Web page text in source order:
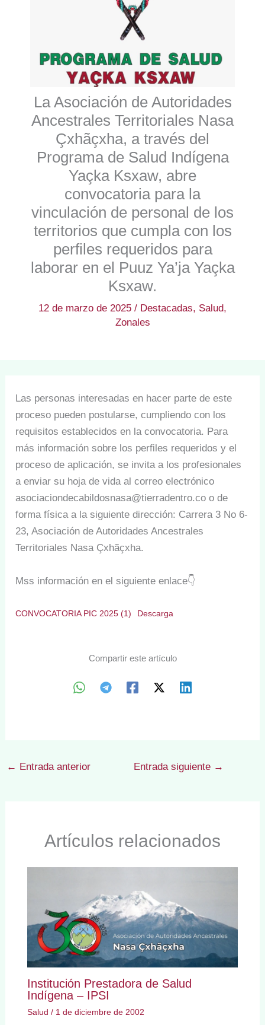
La Asociación de Autoridades
Ancestrales Territoriales Nasa
Çxhãçxha, a través del
Programa de Salud Indígena
Yaçka Ksxaw, abre
convocatoria para la
vinculación de personal de los
territorios que cumpla con los
perfiles requeridos para
laborar en el Puuz Ya’ja Yaçka
Ksxaw.
12 de marzo de 2025 / Destacadas, Salud,
Zonales
Las personas interesadas en hacer parte de este
proceso pueden postularse, cumpliendo con los
requisitos establecidos en la convocatoria. Para
más información sobre los perfiles requeridos y el
proceso de aplicación, se invita a los profesionales
a enviar su hoja de vida al correo electrónico
asociaciondecabildosnasa@tierradentro.co o de
forma física a la siguiente dirección: Carrera 3 No 6-
23, Asociación de Autoridades Ancestrales
Territoriales Nasa Çxhãçxha.
Mss información en el siguiente enlace👇
CONVOCATORIA PIC 2025 (1) Descarga
Compartir este artículo
← Entrada anterior Entrada siguiente →
Artículos relacionados
Institución Prestadora de Salud
Indígena – IPSI
Salud / 1 de diciembre de 2002